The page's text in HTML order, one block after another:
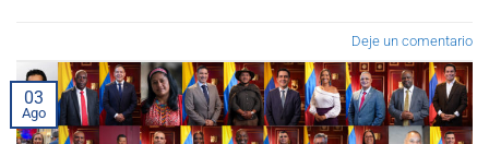
Deje un comentario
03
Ago